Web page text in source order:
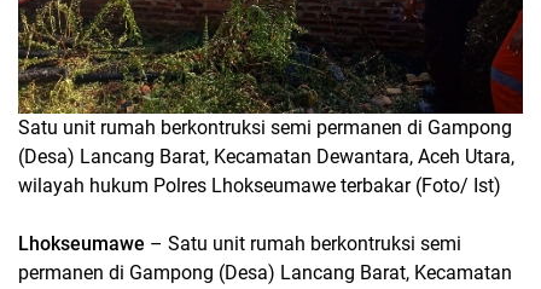
Satu unit rumah berkontruksi semi permanen di Gampong
(Desa) Lancang Barat, Kecamatan Dewantara, Aceh Utara,
wilayah hukum Polres Lhokseumawe terbakar (Foto/ Ist)
Lhokseumawe – Satu unit rumah berkontruksi semi
permanen di Gampong (Desa) Lancang Barat, Kecamatan